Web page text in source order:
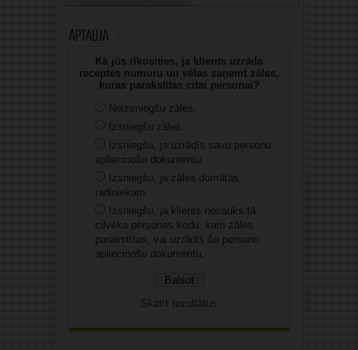
Aptauja
Kā jūs rīkosities, ja klients uzrāda
receptes numuru un vēlas saņemt zāles,
kuras parakstītas citai personai?
Neizsniegšu zāles.
Izsniegšu zāles.
Izsniegšu, ja uzrādīs savu personu
apliecinošu dokumentu.
Izsniegšu, ja zāles domātas
radiniekam.
Izsniegšu, ja klients nosauks tā
cilvēka personas kodu, kam zāles
parakstītas, vai uzrādīs šo personu
apliecinošu dokumentu.
Skatīt rezultātus